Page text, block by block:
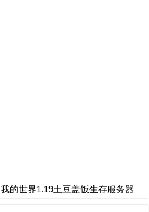
我的世界1.19土豆盖饭生存服务器